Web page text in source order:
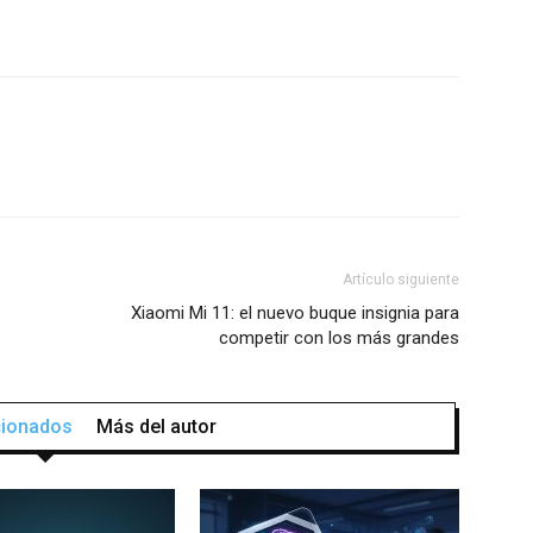
Artículo siguiente
Xiaomi Mi 11: el nuevo buque insignia para
competir con los más grandes
Más del autor